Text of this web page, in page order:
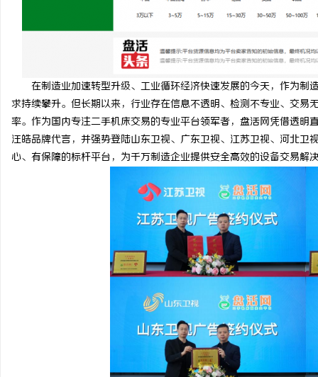
在制造业加速转型升级、工业循环经济快速发展的今天，作为
求持续攀升。但长期以来，行业存在信息不透明、检测不专业、交
率。作为国内专注二手机床交易的专业平台领军者，盘活网凭借透
汪皓品牌代言，并强势登陆山东卫视、广东卫视、江苏卫视、河北
心、有保障的标杆平台，为千万制造企业提供安全高效的设备交易解
多方共探金融AI落地路径，天创信用星图AI
助力产业金融智能升级
武汉配眼镜 上